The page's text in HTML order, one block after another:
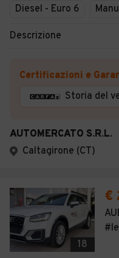
Diesel - Euro 6
Descrizione
Certificazioni e
Storia del
AUTOMERCATO S.R.L.
Caltagirone (CT)
18
€